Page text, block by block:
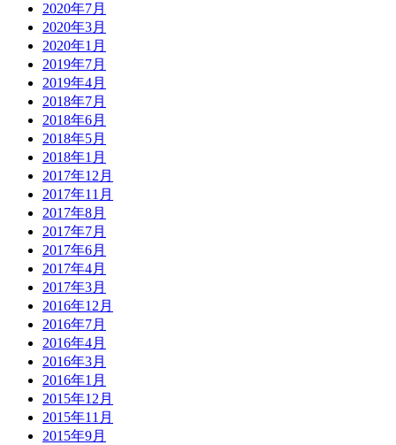
2020年7月
2020年3月
2020年1月
2019年7月
2019年4月
2018年7月
2018年6月
2018年5月
2018年1月
2017年12月
2017年11月
2017年8月
2017年7月
2017年6月
2017年4月
2017年3月
2016年12月
2016年7月
2016年4月
2016年3月
2016年1月
2015年12月
2015年11月
2015年9月